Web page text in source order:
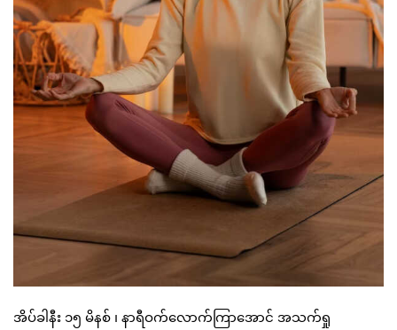
အိပ်ခါနီး ၁၅ မိနစ် ၊ နာရီဝက်လောက်ကြာအောင် အသက်ရှု